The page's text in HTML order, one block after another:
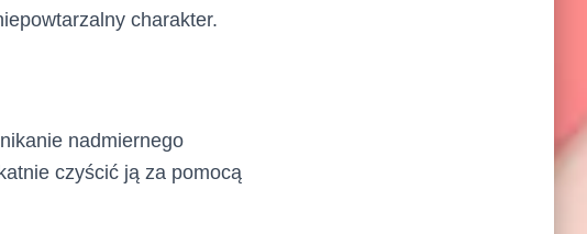
charakter.
nadmiernego
czyścić ją za pomocą